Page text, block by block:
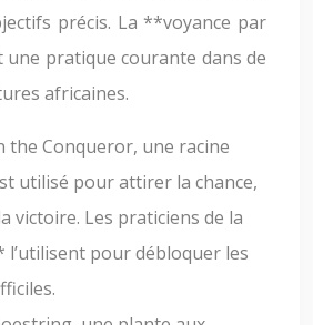
précis. La **voyance par
pratique courante dans de
africaines.
the Conqueror, une racine
utilisé pour attirer la chance,
victoire. Les praticiens de la
pour débloquer les